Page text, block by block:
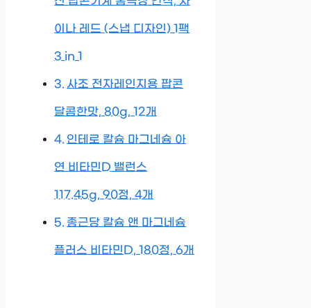
이나 레드 (스냅 디자인) 1팩
3 in 1
사조 전자레인지용 팝콘
달콤한맛, 80g, 12개
인테로 칼슘 마그네슘 아
연 비타민D 밸런스
117.45g, 90정, 4개
종근당 칼슘 앤 마그네슘
플러스 비타민D, 180정, 6개